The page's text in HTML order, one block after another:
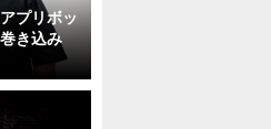
プリボッ
き込み